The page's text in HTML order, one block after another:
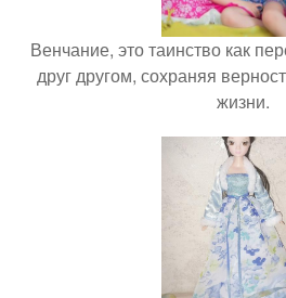
Венчание, это таинство как
друг другом, сохраняя
жизни.